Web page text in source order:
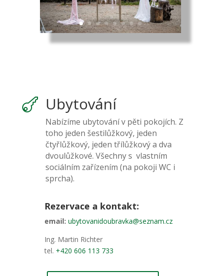
 Ubytování
Nabízíme ubytování v pěti pokojích. Z
toho jeden šestilůžkový, jeden
čtyřlůžkový, jeden třílůžkový a dva
dvoulůžkové. Všechny s vlastním
sociálním zařízením (na pokoji WC i
sprcha).
Rezervace a kontakt:
email: ubytovanidoubravka@seznam.cz
Ing. Martin Richter
tel. +420 606 113 733